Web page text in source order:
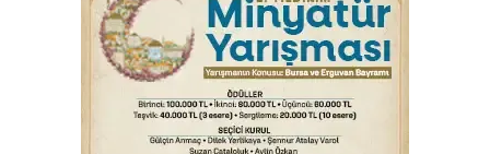
İş makinesinin camına kafasını çarpan
operatör yaralandı
Babasını ziyarete giderken kazada
hayatını kaybetti